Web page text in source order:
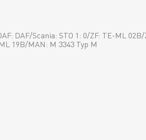
DAF/Scania: STO 1: 0/ZF: TE-ML 02B/
19B/MAN: M 3343 Typ M